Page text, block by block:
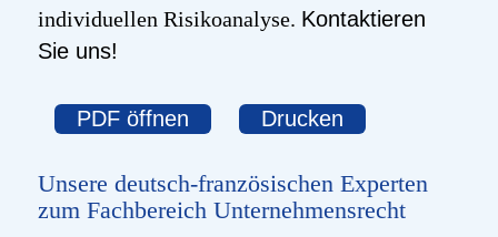
individuellen Risikoanalyse. Kontaktieren
Sie uns!
PDF öffnen Drucken
Unsere deutsch-französischen Experten
zum Fachbereich Unternehmensrecht